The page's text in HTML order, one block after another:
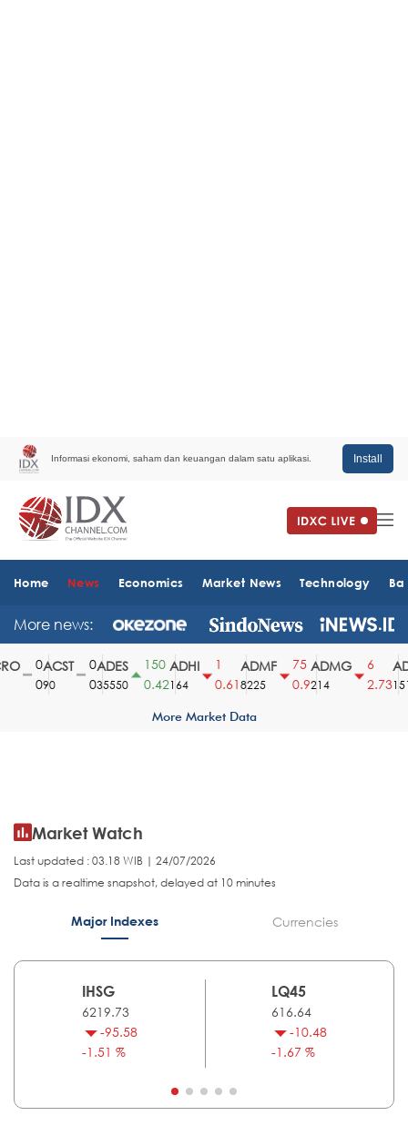
Informasi ekonomi, saham dan keuangan dalam satu aplikasi. Install
Home News Economics Market News Technology
More news:
ACST
90
ADES
35550
150
0.42
ADHI
164
0.61
ADMF
8225
75
0.9
ADMG
214
2.731510
More Market Data
Market Watch
Last updated : 03.18 WIB | 24/07/2026
Data is a realtime snapshot, delayed at 10 minutes
Major Indexes Currencies
IHSG
6219.73
-95.58
-1.51 %
LQ45
616.64
-10.48
-1.67 %